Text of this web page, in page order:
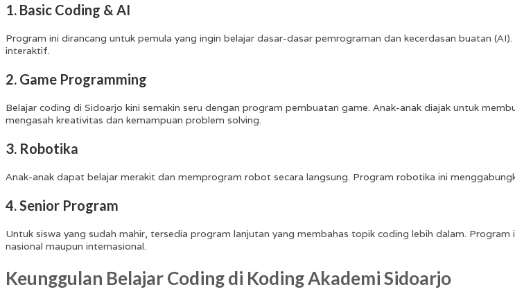
1. Basic Coding & AI
Program ini dirancang untuk pemula yang ingin belajar dasar-dasar pemrograman dan kecerdasan buatan
interaktif.
2. Game Programming
Belajar coding di Sidoarjo kini semakin seru dengan program pembuatan game. Anak-anak diajak untuk
mengasah kreativitas dan kemampuan problem solving.
3. Robotika
Anak-anak dapat belajar merakit dan memprogram robot secara langsung. Program robotika ini
4. Senior Program
Untuk siswa yang sudah mahir, tersedia program lanjutan yang membahas topik coding lebih dalam.
nasional maupun internasional.
Keunggulan Belajar Coding di Koding Akademi Sidoarjo